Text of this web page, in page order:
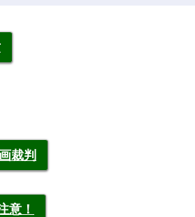
裁判
意！